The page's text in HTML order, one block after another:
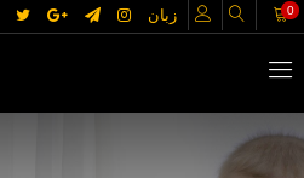
زبان 0